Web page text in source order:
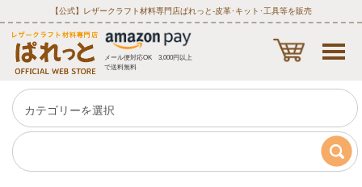
【公式】レザークラフト材料専門店ぱれっと‐皮革･キット･工具等を販売
メール便対応OK 3,000円以上
で送料無料